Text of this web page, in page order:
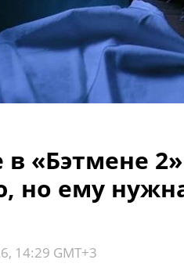
«Бэтмене
но ему
14:29 GMT+3